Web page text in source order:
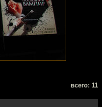
всего: 11